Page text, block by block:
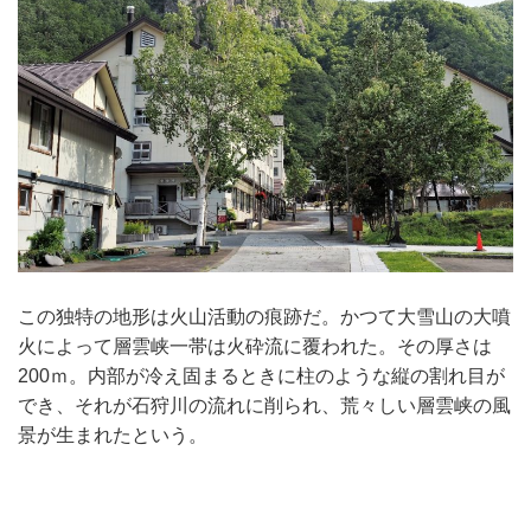
この独特の地形は火山活動の痕跡だ。かつて大雪山の大噴
火によって層雲峡一帯は火砕流に覆われた。その厚さは
200ｍ。内部が冷え固まるときに柱のような縦の割れ目が
でき、それが石狩川の流れに削られ、荒々しい層雲峡の風
景が生まれたという。